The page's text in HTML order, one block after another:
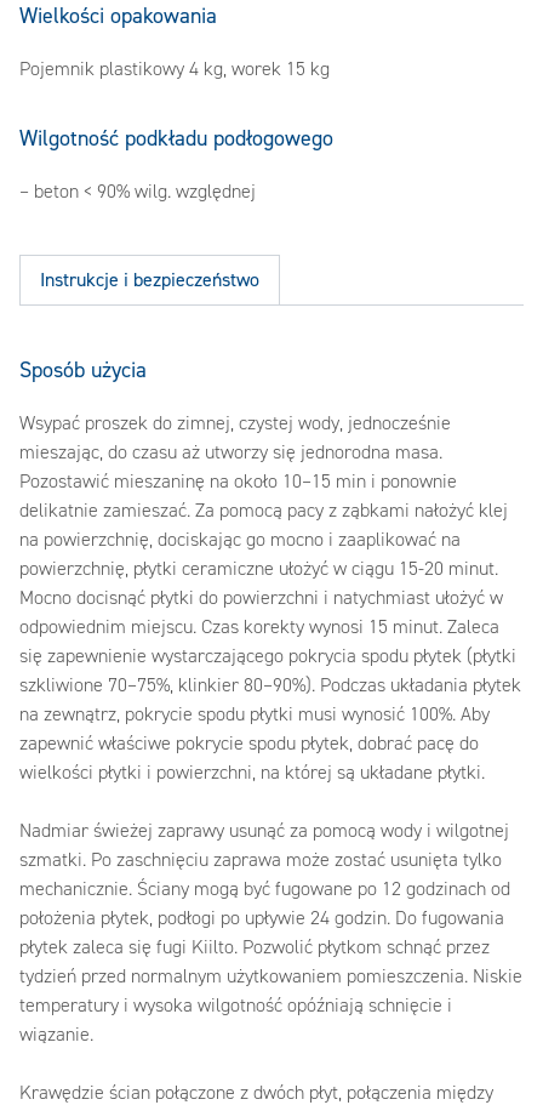
Wielkości opakowania
Pojemnik plastikowy 4 kg, worek 15 kg
Wilgotność podkładu podłogowego
– beton < 90% wilg. względnej
Instrukcje i bezpieczeństwo
Sposób użycia
Wsypać proszek do zimnej, czystej wody, jednocześnie
mieszając, do czasu aż utworzy się jednorodna masa.
Pozostawić mieszaninę na około 10–15 min i ponownie
delikatnie zamieszać. Za pomocą pacy z ząbkami nałożyć klej
na powierzchnię, dociskając go mocno i zaaplikować na
powierzchnię, płytki ceramiczne ułożyć w ciągu 15-20 minut.
Mocno docisnąć płytki do powierzchni i natychmiast ułożyć w
odpowiednim miejscu. Czas korekty wynosi 15 minut. Zaleca
się zapewnienie wystarczającego pokrycia spodu płytek (płytki
szkliwione 70–75%, klinkier 80–90%). Podczas układania płytek
na zewnątrz, pokrycie spodu płytki musi wynosić 100%. Aby
zapewnić właściwe pokrycie spodu płytek, dobrać pacę do
wielkości płytki i powierzchni, na której są układane płytki.
Nadmiar świeżej zaprawy usunąć za pomocą wody i wilgotnej
szmatki. Po zaschnięciu zaprawa może zostać usunięta tylko
mechanicznie. Ściany mogą być fugowane po 12 godzinach od
położenia płytek, podłogi po upływie 24 godzin. Do fugowania
płytek zaleca się fugi Kiilto. Pozwolić płytkom schnąć przez
tydzień przed normalnym użytkowaniem pomieszczenia. Niskie
temperatury i wysoka wilgotność opóźniają schnięcie i
wiązanie.
Krawędzie ścian połączone z dwóch płyt, połączenia między